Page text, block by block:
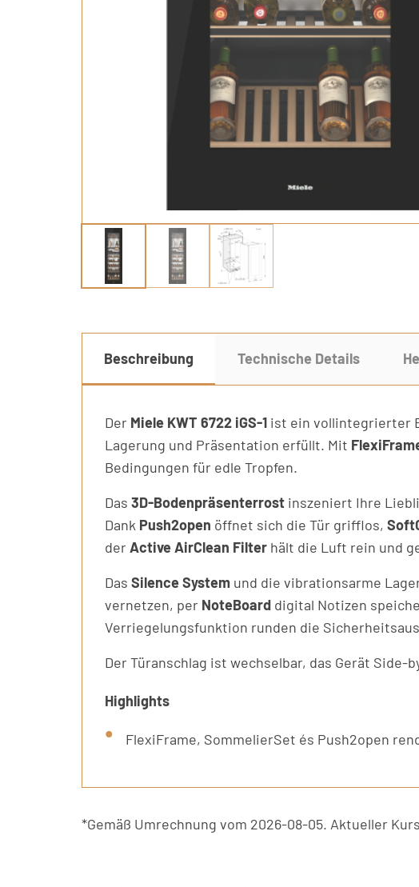
Beschreibung Technische Details
Der Miele KWT 6722 iGS-1 ist ein vollintegrierter
Lagerung und Präsentation erfüllt. Mit
Bedingungen für edle Tropfen.
Das 3D-Bodenpräsenterrost inszeniert Ihre
Dank Push2open öffnet sich die Tür grifflos,
der Active AirClean Filter hält die Luft rein und
Das Silence System und die vibrationsarme
vernetzen, per NoteBoard digital Notizen
Verriegelungsfunktion runden die
Der Türanschlag ist wechselbar, das Gerät
Highlights
FlexiFrame, SommelierSet és Push2open
*Gemäß Umrechnung vom 2026-08-05. Aktueller